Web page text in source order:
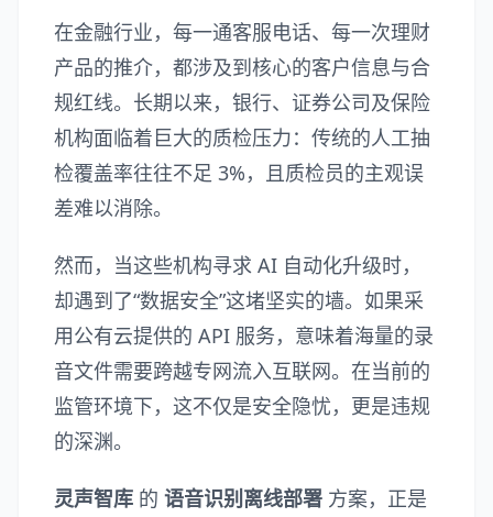
在金融行业，每一通客服电话、每一次理财
产品的推介，都涉及到核心的客户信息与合
规红线。长期以来，银行、证券公司及保险
机构面临着巨大的质检压力：传统的人工抽
检覆盖率往往不足 3%，且质检员的主观误
差难以消除。
然而，当这些机构寻求 AI 自动化升级时，
却遇到了“数据安全”这堵坚实的墙。如果采
用公有云提供的 API 服务，意味着海量的录
音文件需要跨越专网流入互联网。在当前的
监管环境下，这不仅是安全隐忧，更是违规
的深渊。
灵声智库 的 语音识别离线部署 方案，正是